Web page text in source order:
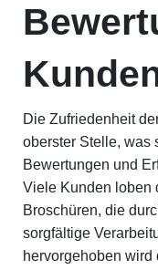
Die Zufriedenheit
oberster Stelle, was
Bewertungen und
Viele Kunden loben
Broschüren, die
sorgfältige
hervorgehoben